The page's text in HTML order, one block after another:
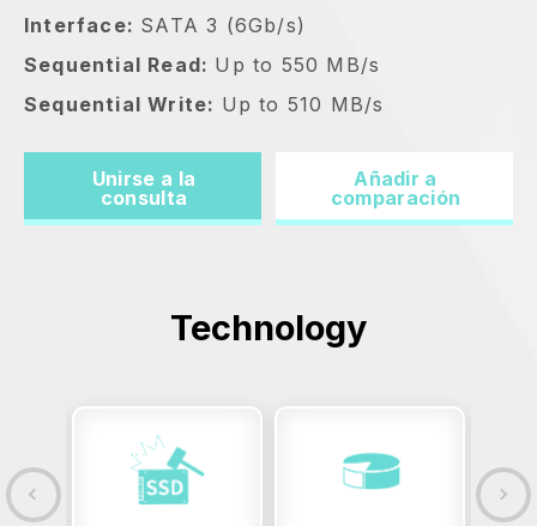
Interface: SATA 3 (6Gb/s)
Sequential Read: Up to 550 MB/s
Sequential Write: Up to 510 MB/s
Unirse a la
consulta
Añadir a
comparación
Technology